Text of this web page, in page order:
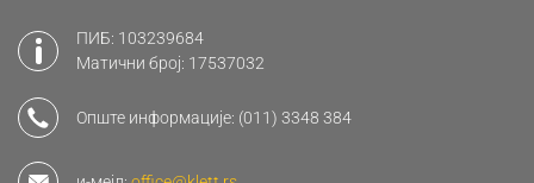
ПИБ: 103239684
Матични број: 17537032
Опште информације: (011) 3348 384